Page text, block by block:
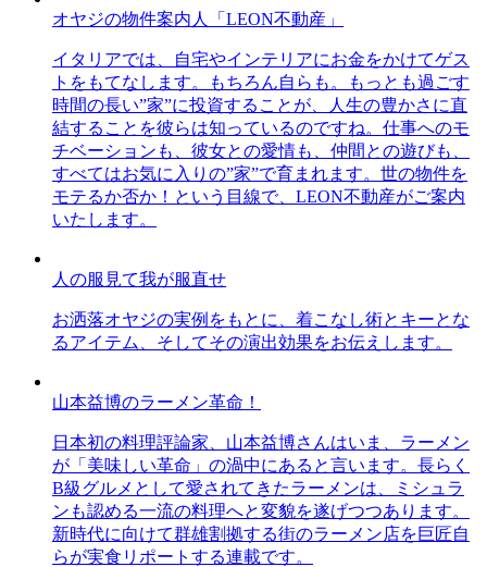
オヤジの物件案内人「LEON不動産」
イタリアでは、自宅やインテリアにお金をかけてゲス
トをもてなします。もちろん自らも。もっとも過ごす
時間の長い”家”に投資することが、人生の豊かさに直
結することを彼らは知っているのですね。仕事へのモ
チベーションも、彼女との愛情も、仲間との遊びも、
すべてはお気に入りの”家”で育まれます。世の物件を
モテるか否か！という目線で、LEON不動産がご案内
いたします。
人の服見て我が服直せ
お洒落オヤジの実例をもとに、着こなし術とキーとな
るアイテム、そしてその演出効果をお伝えします。
山本益博のラーメン革命！
日本初の料理評論家、山本益博さんはいま、ラーメン
が「美味しい革命」の渦中にあると言います。長らく
B級グルメとして愛されてきたラーメンは、ミシュラ
ンも認める一流の料理へと変貌を遂げつつあります。
新時代に向けて群雄割拠する街のラーメン店を巨匠自
らが実食リポートする連載です。